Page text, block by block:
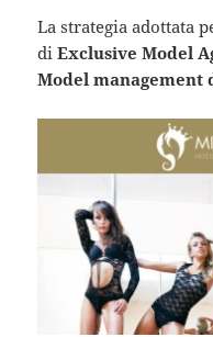
La strategia adottata
diExclusive Model
Model management